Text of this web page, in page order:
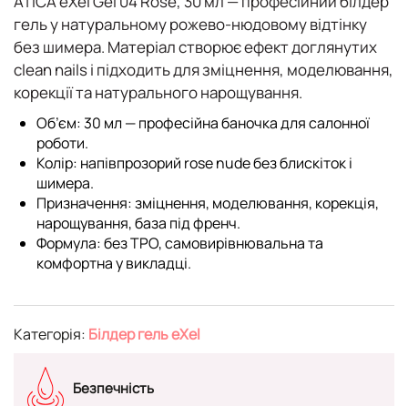
гель у натуральному рожево-нюдовому відтінку
без шимера. Матеріал створює ефект доглянутих
clean nails і підходить для зміцнення, моделювання,
корекції та натурального нарощування.
Об’єм:30 мл — професійна баночка для салонної
роботи.
Колір: напівпрозорий rose nude без блискіток і
шимера.
Призначення:зміцнення, моделювання, корекція,
нарощування, база під френч.
Формула:без TPO, самовирівнювальна та
комфортна у викладці.
Категорія: Білдер гель eXel
Безпечність